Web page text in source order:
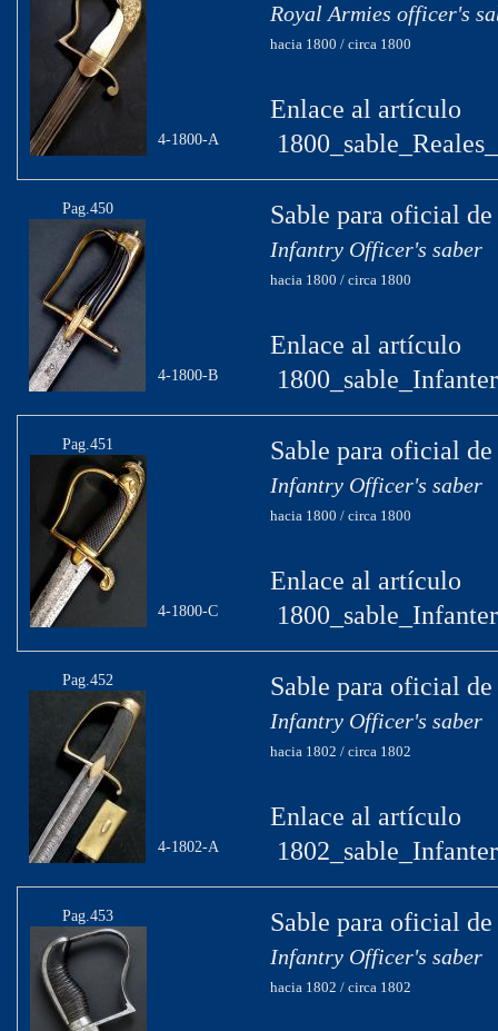
4-1800-A
Royal Armies officer's
hacia 1800 / circa 1800
Enlace al artículo
Pag.450
4-1800-B
Sable para oficial
Infantry Officer's saber
hacia 1800 / circa 1800
Enlace al artículo
Pag.451
4-1800-C
Sable para oficial
Infantry Officer's saber
hacia 1800 / circa 1800
Enlace al artículo
Pag.452
4-1802-A
Sable para oficial
Infantry Officer's saber
hacia 1802 / circa 1802
Enlace al artículo
Pag.453 Sable para oficial
Infantry Officer's saber
hacia 1802 / circa 1802